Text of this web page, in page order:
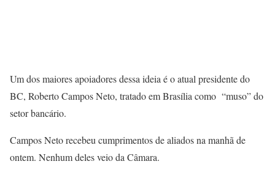
Um dos maiores apoiadores dessa ideia é o atual presidente do
BC, Roberto Campos Neto, tratado em Brasília como “muso” do
setor bancário.
Campos Neto recebeu cumprimentos de aliados na manhã de
ontem. Nenhum deles veio da Câmara.